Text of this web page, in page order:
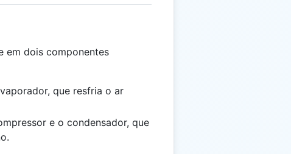
em dois componentes
que resfria o ar
e o condensador, que